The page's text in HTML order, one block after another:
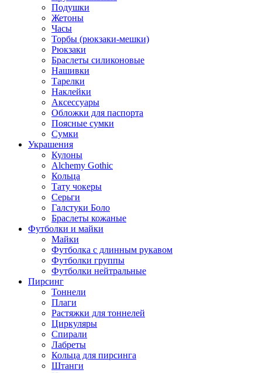
Подушки
Жетоны
Часы
Торбы (рюкзаки-мешки)
Рюкзаки
Браслеты силиконовые
Нашивки
Тарелки
Наклейки
Аксессуары
Обложки для паспорта
Поясные сумки
Сумки
Украшения
Кулоны
Alchemy Gothic
Кольца
Тату чокеры
Серьги
Галстуки Боло
Браслеты кожаные
Футболки и майки
Майки
Футболка с длинным рукавом
Футболки группы
Футболки нейтральные
Пирсинг
Тоннели
Плаги
Растяжки для тоннелей
Циркуляры
Спирали
Лабреты
Кольца для пирсинга
Штанги